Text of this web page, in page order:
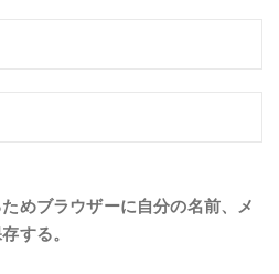
めブラウザーに自分の名前、メ
する。